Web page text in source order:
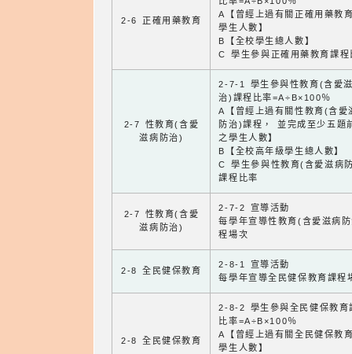
2-6 正確用藥教育
A【曾經上過有關正確用藥教
學生人數】
B【全校學生總人數】
C 學生參與正確用藥教育課程
2-7 性教育(含愛
滋病防治)
2-7-1 學生參與性教育(含愛
治)課程比率=A÷B×100％
A【曾經上過有關性教育(含愛
防治)課程， 並完成至少五題
之學生人數】
B【全校高年級學生總人數】
C 學生參與性教育(含愛滋病
課程比率
2-7 性教育(含愛
滋病防治)
2-7-2 宣導活動
每學年宣導性教育(含愛滋病
程場次
2-8 全民健保教育
2-8-1 宣導活動
每學年宣導全民健保教育課程
2-8 全民健保教育
2-8-2 學生參與全民健保教育
比率=A÷B×100％
A【曾經上過有關全民健保教
學生人數】